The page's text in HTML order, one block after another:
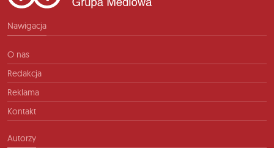
Nawigacja
O nas
Redakcja
Reklama
Kontakt
Autorzy